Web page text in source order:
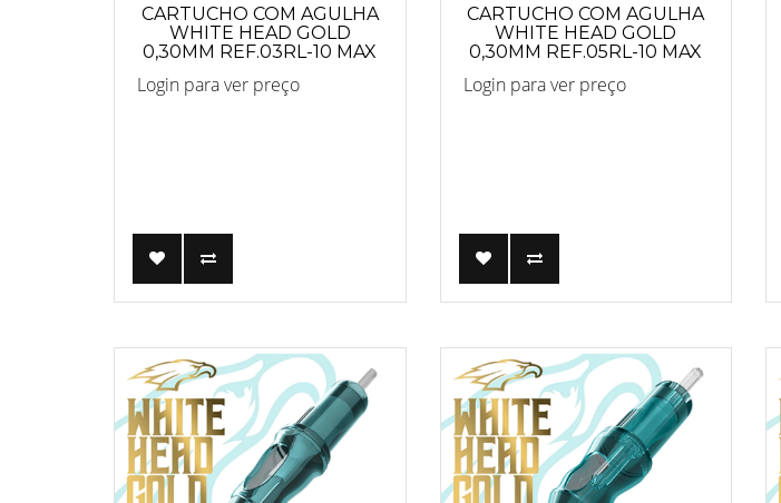
CARTUCHO COM AGULHA
WHITE HEAD GOLD
0,30MM REF.03RL-10 MAX
Login para ver preço
CARTUCHO COM AGULHA
WHITE HEAD GOLD
0,30MM REF.05RL-10 MAX
Login para ver preço